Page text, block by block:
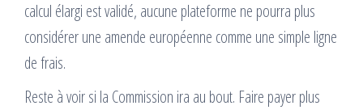
calcul élargi est validé, aucune plateforme ne pourra plus
considérer une amende européenne comme une simple ligne
de frais.
Reste à voir si la Commission ira au bout. Faire payer plus